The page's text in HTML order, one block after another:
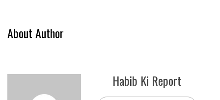
About Author
Habib Ki Report